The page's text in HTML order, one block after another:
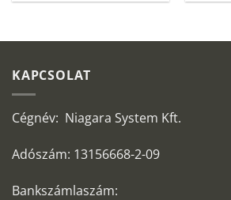
KAPCSOLAT
Cégnév: Niagara System Kft.
Adószám: 13156668-2-09
Bankszámlaszám: